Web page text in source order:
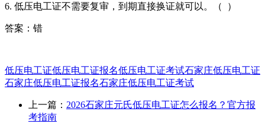
6. 低压电工证不需要复审，到期直接换证就可以。（ ）
答案：错
低压电工证低压电工证报名低压电工证考试石家庄低压电工证
石家庄低压电工证报名石家庄低压电工证考试
上一篇： 2026石家庄元氏低压电工证怎么报名？官方报
考指南